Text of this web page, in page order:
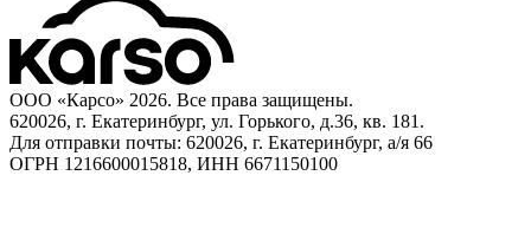
ООО «Карсо» 2026. Все права защищены.
620026, г. Екатеринбург, ул. Горького, д.36, кв. 181.
Для отправки почты: 620026, г. Екатеринбург, а/я 66
ОГРН 1216600015818, ИНН 6671150100